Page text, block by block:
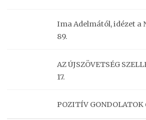
Ima Adelmától, idézet a
89.
AZ ÚJSZÖVETSÉG
17.
POZITÍV GONDOLATOK